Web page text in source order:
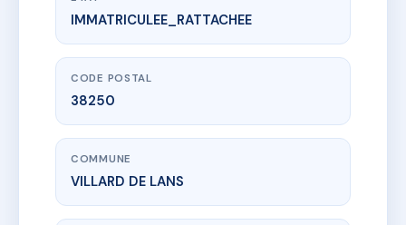
www.vme.plus/AC6847206
LE VERCORS - MS30577
41 Rue du Vercors38250 VILLARD DE LANS
IMMATRICULEE_RATTACHEE
CODE POSTAL
38250
COMMUNE
VILLARD DE LANS